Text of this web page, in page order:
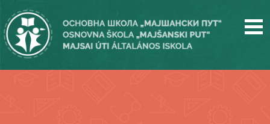
main
content